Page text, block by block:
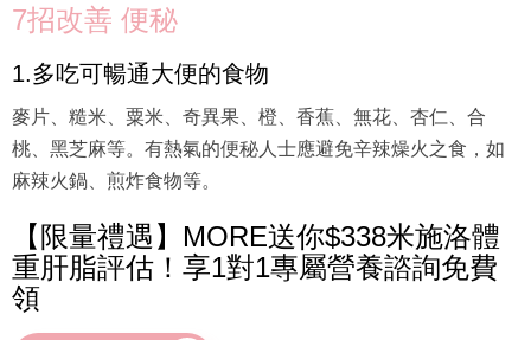
7招改善 便秘
1.多吃可暢通大便的食物
麥片、糙米、粟米、奇異果、橙、香蕉、無花、杏仁、合
桃、黑芝麻等。有熱氣的便秘人士應避免辛辣燥火之食，如
麻辣火鍋、煎炸食物等。
【限量禮遇】MORE送你$338米施洛體
重肝脂評估！享1對1專屬營養諮詢免費
領